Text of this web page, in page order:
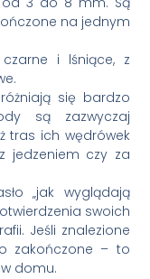
na jednym
i lśniące, z
się bardzo
są zazwyczaj
tras ich wędrówek
jedzeniem czy za
„jak wyglądają
swoich
Jeśli znalezione
zakończone – to
domu.